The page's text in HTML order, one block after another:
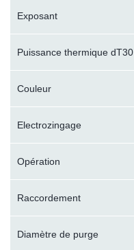
Exposant
Puissance thermique dT30
Couleur
Electrozingage
Opération
Raccordement
Diamètre de purge